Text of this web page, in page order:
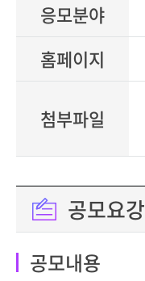
응모분야
홈페이지
첨부파일
공모요강
공모내용